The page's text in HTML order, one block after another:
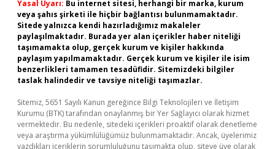
Yasal Uyarı: Bu internet sitesi, herhangi bir marka, kurum
veya şahıs şirketi ile hiçbir bağlantısı bulunmamaktadır.
Sitede yalnızca kendi hazırladığımız makaleler
paylaşılmaktadır. Burada yer alan içerikler haber niteliği
taşımamakta olup, gerçek kurum ve kişiler hakkında
paylaşım yapılmamaktadır. Gerçek kurum ve kişiler ile isim
benzerlikleri tamamen tesadüfidir. Sitemizdeki bilgiler
taslak halindedir ve tavsiye niteliği taşımazlar.
Sitemiz, 5651 Sayılı Kanun gereğince Bilgi Teknolojileri ve İletişim
Kurumu (BTK) tarafından onaylanmış bir Yer Sağlayıcı olarak hizmet
vermektedir. Bu nedenle, sitedeki içerikleri proaktif olarak denetleme
veya araştırma yükümlülüğümüz bulunmamaktadır. Ancak, üyelerimiz
yazdıkları içeriklerin sorumluluğunu taşımakta olup, siteye üye olarak